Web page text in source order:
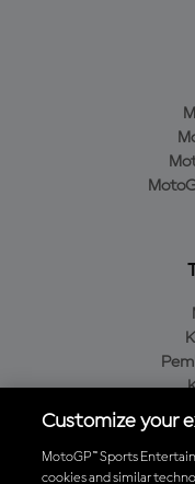
Customize your
MotoGP™ Sports
cookies and similar